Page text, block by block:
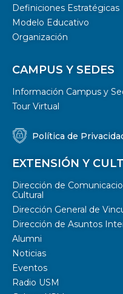
Definiciones Estratégicas
Modelo Educativo
Organización
CAMPUS Y SEDES
Información Campus y
Tour Virtual
Política de
EXTENSIÓN Y
Dirección de
Cultural
Dirección General de
Dirección de Asuntos
Alumni
Noticias
Eventos
Radio USM